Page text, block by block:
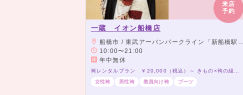
来店
予約
一蔵 イオン船橋店
船橋市 / 東武アーバンパークライン「新船橋駅」より徒歩4分
10:00〜21:00
年中無休
女性袴
男性袴 教員向け袴 ブーツ